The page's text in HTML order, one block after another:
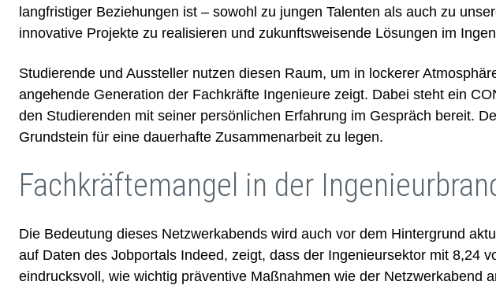
langfristiger Beziehungen ist – sowohl zu jungen Talenten als auch zu
innovative Projekte zu realisieren und zukunftsweisende Lösungen im
Studierende und Aussteller nutzen diesen Raum, um in lockerer
angehende Generation der Fachkräfte Ingenieure zeigt. Dabei steht ein
den Studierenden mit seiner persönlichen Erfahrung im Gespräch bereit.
Grundstein für eine dauerhafte Zusammenarbeit zu legen.
Fachkräftemangel in der
Die Bedeutung dieses Netzwerkabends wird auch vor dem Hintergrund
auf Daten des Jobportals Indeed, zeigt, dass der Ingenieursektor mit 8,24
eindrucksvoll, wie wichtig präventive Maßnahmen wie der Netzwerkabend